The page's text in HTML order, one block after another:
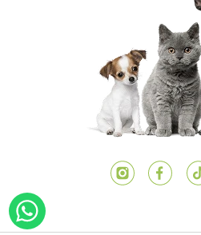
טיק טוקפייסבוקאינסטגרם